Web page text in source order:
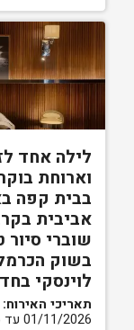
לילה אחד
וארוחת
בבית קפה
אביבית
שוברי
בשוק
לוינסקי
תאריכי האירוח:
01/11/2026 עד 30/11/2026